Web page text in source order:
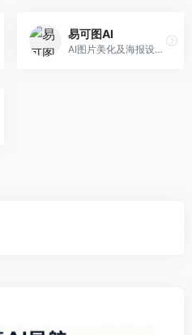
易可图AI
AI图片美化及海报设计平台，专注于电商视觉设计。面向电商卖家，提供图片美化、海报设计、营销素材等服务，设计效率高。